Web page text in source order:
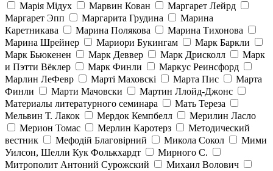
Марія Мідух
Марвин Кован
Маргарет Лейрд
Маргарет Эпп
Маргарита Грудина
Марина
Каретникава
Марина Полякова
Марина Тихонова
Марина Шрейнер
Мариори Букингам
Марк Баркли
Марк Бьюкенен
Марк Деввер Марк Дрисколл
Марк
и Пэтти Вёклер
Марк Финли
Маркус Реинсфорд
Марлин ЛеФевр
Марті Маховскі Марта Пис
Марта
Финли
Марти Мачовски
Мартин Ллойд-Джонс
Материалы литературного семинара
Мать Тереза
Мельвин Т. Лакок
Мердок Кемпбелл
Мерилин Ласло
Мерион Томас
Мерлин Каротерз
Методический
вестник
Мефодій Благовірний Микола Сокол
Мими
Уилсон, Шелли Кук Фолькхардт
Мирного С.
Митрополит Антоний Сурожский
Михаил Волович